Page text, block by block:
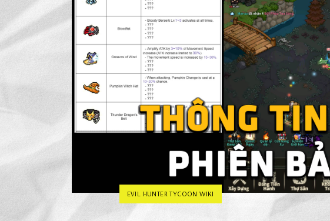
EVIL HUNTER TYCOON WIKI